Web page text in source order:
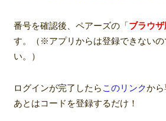
番号を確認後、ペアーズの「ブラウザ
す。（※アプリからは登録できないの
い。）
ログインが完了したら このリンクから
あとはコードを登録するだけ！